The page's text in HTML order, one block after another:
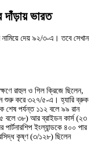
ভারত
দেয় ৯২/৩-এ। তবে সেখান
রাহুল ও গিল ক্রিজে ছিলেন,
শুরু করে ৩২৭/৫-এ। হ্যারি ব্রুক
পর্যন্ত ১১২ বলে ৯৯ রান
বলে ৩৮) আর ব্রাইডন কার্স (২৩
ইংল্যান্ডকে ৪০০ পার
কৃষ্ণ (৩/১২৮) ছিলেন